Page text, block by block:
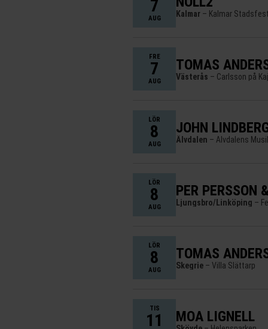
7
AUG Kalmar – Kalmar Stadsfest
FRE
7
AUG
TOMAS
Västerås – Carlsson på
LÖR
8
AUG
JOHN
Älvdalen – Älvdalens
LÖR
8
AUG
PER PERSSON
Ljungsbro/Linköping –
LÖR
8
AUG
TOMAS
Skegrie – Villa Slättarp
TIS
11 MOA LIGNELL